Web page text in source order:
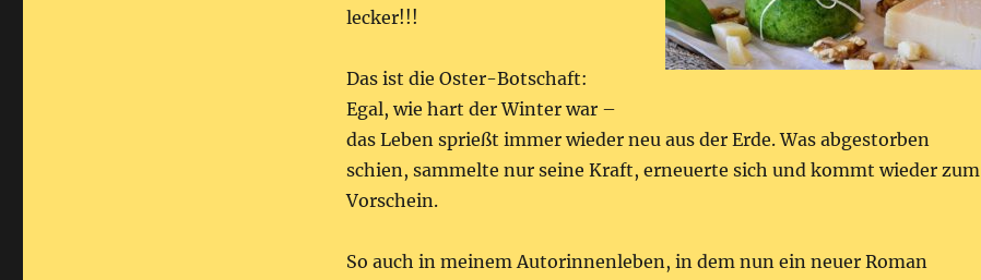
lecker!!!
Das ist die Oster-Botschaft:
Egal, wie hart der Winter war –
das Leben sprießt immer wieder neu aus der Erde. Was abgestorben
schien, sammelte nur seine Kraft, erneuerte sich und kommt wieder zum
Vorschein.
So auch in meinem Autorinnenleben, in dem nun ein neuer Roman